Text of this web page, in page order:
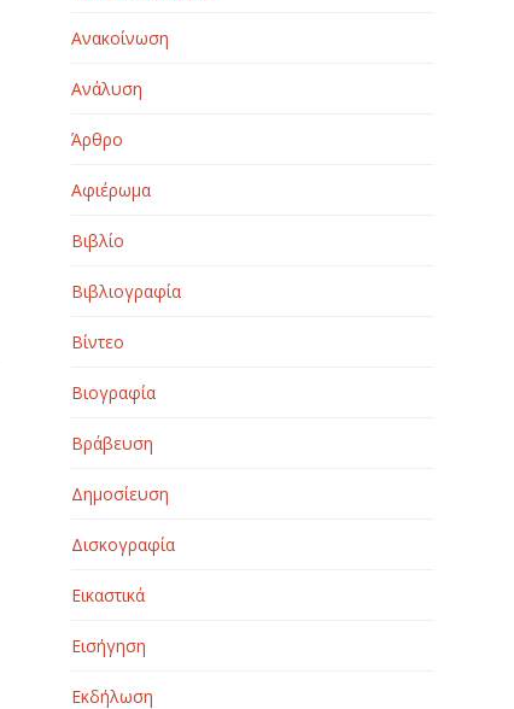
Ανακοίνωση
Ανάλυση
Άρθρο
Αφιέρωμα
Βιβλίο
Βιβλιογραφία
Βίντεο
Βιογραφία
Βράβευση
Δημοσίευση
Δισκογραφία
Εικαστικά
Εισήγηση
Εκδήλωση